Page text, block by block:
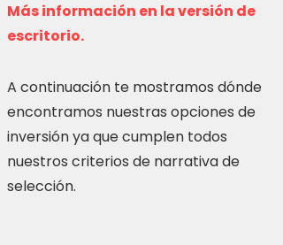
Más información en la versión de
escritorio.
A continuación te mostramos dónde
encontramos nuestras opciones de
inversión ya que cumplen todos
nuestros criterios de narrativa de
selección.